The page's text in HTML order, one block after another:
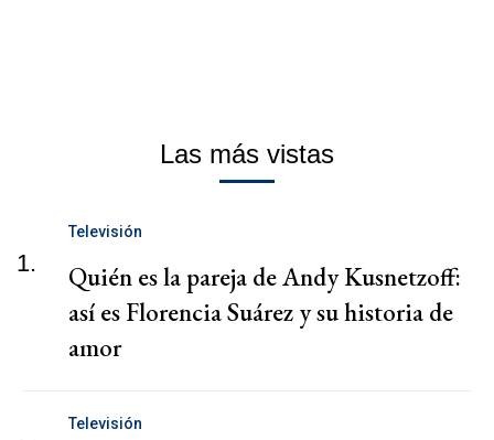
Las más vistas
1.
Televisión
Quién es la pareja de Andy Kusnetzoff:
así es Florencia Suárez y su historia de
amor
Televisión